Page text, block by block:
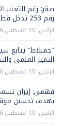
صقر: رغم التعنت
رقم 253 تدخل قطاع غزة
الإثنين، 10 اغسطس 2026 03:22 م
"جمبلاط" يتابع
التميز العلمي
الإثنين، 10 اغسطس 2026 03:17 م
فهمي: إيران
بهدف تحسين
الإثنين، 10 اغسطس 2026 03:10 م